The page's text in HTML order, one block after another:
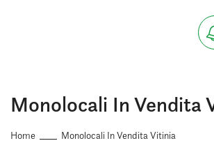
Monolocali In Vendita
Home Monolocali In Vendita Vitinia